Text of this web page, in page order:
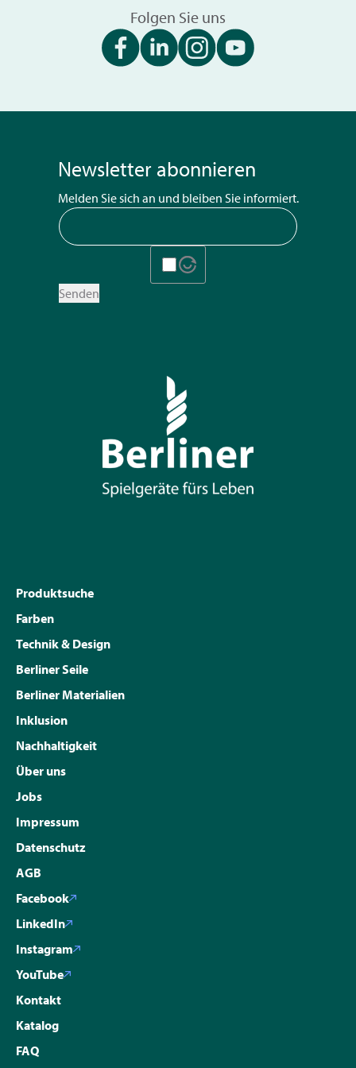
Folgen Sie uns
Newsletter abonnieren
Melden Sie sich an und bleiben Sie informiert.
Senden
Produktsuche
Farben
Technik & Design
Berliner Seile
Berliner Materialien
Inklusion
Nachhaltigkeit
Über uns
Jobs
Impressum
Datenschutz
AGB
Facebook
LinkedIn
Instagram
YouTube
Kontakt
Katalog
FAQ